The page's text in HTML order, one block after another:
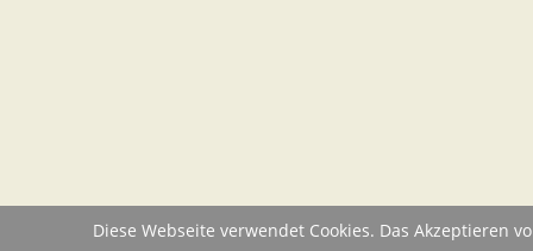
Diese Webseite verwendet Cookies. Das Akzeptieren